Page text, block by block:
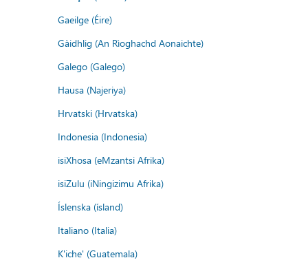
Gaeilge (Éire)
Gàidhlig (An Rìoghachd Aonaichte)
Galego (Galego)
Hausa (Najeriya)
Hrvatski (Hrvatska)
Indonesia (Indonesia)
isiXhosa (eMzantsi Afrika)
isiZulu (iNingizimu Afrika)
Íslenska (ísland)
Italiano (Italia)
K'iche' (Guatemala)